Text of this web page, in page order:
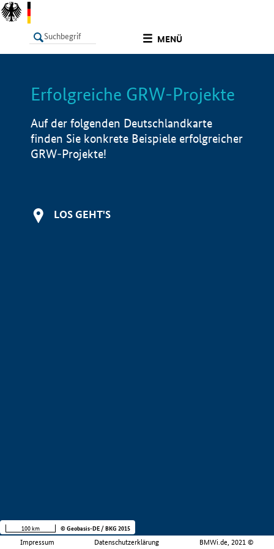
MENÜ
LISTE Info
Erfolgreiche GRW-Projekte
Auf der folgenden Deutschlandkarte
finden Sie konkrete Beispiele erfolgreicher
GRW-Projekte!
LOS GEHT'S
Impressum Datenschutzerklärung BMWi.de, 2021 ©
100 km © Geobasis-DE / BKG 2015